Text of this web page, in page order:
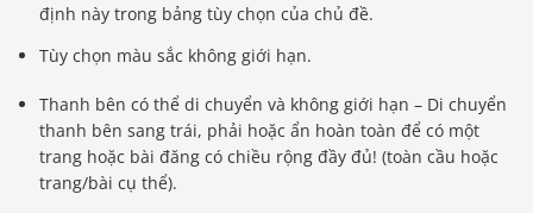
định này trong bảng tùy chọn của chủ đề.
Tùy chọn màu sắc không giới hạn.
Thanh bên có thể di chuyển và không giới hạn – Di chuyển
thanh bên sang trái, phải hoặc ẩn hoàn toàn để có một
trang hoặc bài đăng có chiều rộng đầy đủ! (toàn cầu hoặc
trang/bài cụ thể).